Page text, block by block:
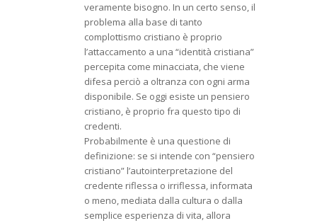
veramente bisogno. In un certo senso, il
problema alla base di tanto
complottismo cristiano è proprio
l’attaccamento a una “identità cristiana”
percepita come minacciata, che viene
difesa perciò a oltranza con ogni arma
disponibile. Se oggi esiste un pensiero
cristiano, è proprio fra questo tipo di
credenti.
Probabilmente è una questione di
definizione: se si intende con “pensiero
cristiano” l’autointerpretazione del
credente riflessa o irriflessa, informata
o meno, mediata dalla cultura o dalla
semplice esperienza di vita, allora